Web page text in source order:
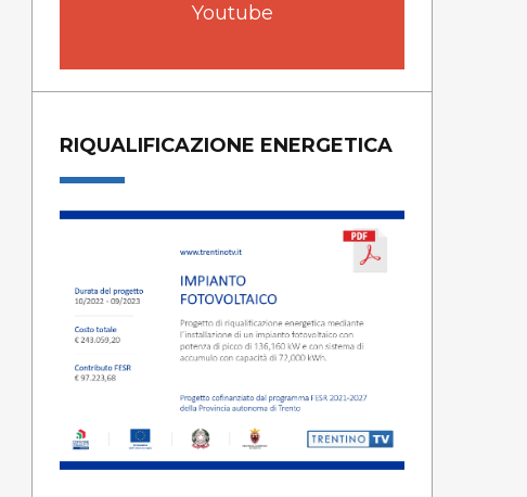
Youtube
RIQUALIFICAZIONE ENERGETICA